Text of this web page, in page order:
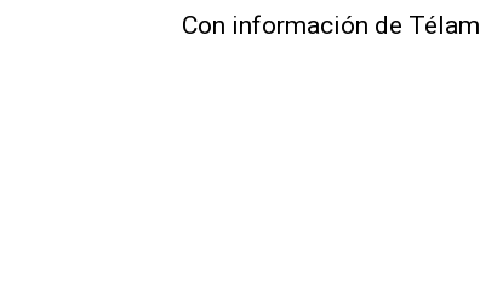
Con información de Télam